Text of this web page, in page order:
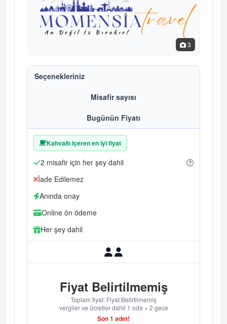
3
Seçenekleriniz
Misafir sayısı
Bugünün Fiyatı
Kahvaltı içeren en iyi fiyat
2 misafir için her şey dahil
İade Edilemez
Anında onay
Online ön ödeme
Her şey dahil
Fiyat Belirtilmemiş
Toplam fiyat: Fiyat Belirtilmemiş
vergiler ve ücretler dahil 1 oda × 2 gece
Son 1 adet!